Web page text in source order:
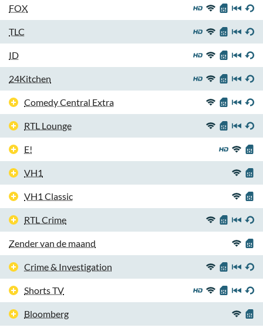
FOX
TLC
ID
24Kitchen
Comedy Central Extra
RTL Lounge
E!
VH1
VH1 Classic
RTL Crime
Zender van de maand
Crime & Investigation
Shorts TV
Bloomberg